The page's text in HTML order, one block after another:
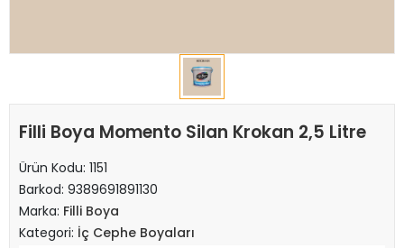
Filli Boya Momento Silan Krokan 2,5 Litre
Ürün Kodu: 1151
Barkod: 9389691891130
Marka: Filli Boya
Kategori: İç Cephe Boyaları